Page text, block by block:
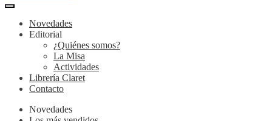
Novedades
Editorial
¿Quiénes somos?
La Misa
Actividades
Librería Claret
Contacto
Novedades